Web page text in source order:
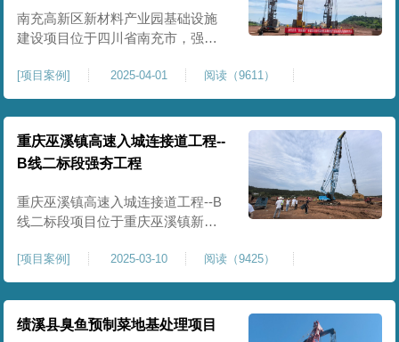
25000㎡，施工完成后场地上部将新
南充高新区新材料产业园基础设施
建设项目位于四川省南充市，强夯
软弱土、回填土等复杂地质，采用
强夯地基加固，深层加固地基、提
升承载力、严控工后沉降，为厂
房、道路及配套设施筑牢基础。本
项目施工作业面积大，我司将整个
场地施工区域合理划分为若干个区
段，分区分段施工，投入强夯设备3
[项目案例] 2025-04-01 阅读（9611）
重庆巫溪镇高速入城连接道工程--
B线二标段强夯工程
重庆巫溪镇高速入城连接道工程--B
线二标段项目位于重庆巫溪镇新建
形成，回填完成，强夯施工一次，
极大考验我司与土方单位交叉施工
能力。每标段强夯施工完成，现场
工程师组织三方验收一次，确认工
[项目案例] 2025-03-10 阅读（9425）
绩溪县臭鱼预制菜地基处理项目